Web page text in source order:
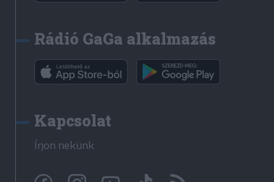
Rádió GaGa alkalmazás
Kapcsolat
Írjon nekünk